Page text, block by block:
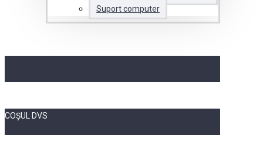
Suport computer
COȘUL DVS